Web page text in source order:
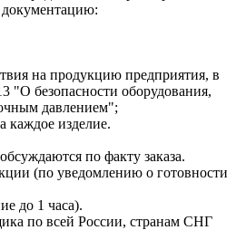
на продукцию предприятия, в
"О безопасности оборудования,
давлением";
каждое изделие.
по факту заказа.
(по уведомлению о готовности
до 1 часа).
по всей России, странам СНГ